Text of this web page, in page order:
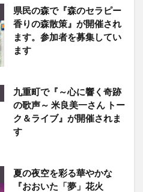
県民の森で『森のセラピー
香りの森散策』が開催され
ます。参加者を募集してい
ます
九重町で『～心に響く奇跡
の歌声～ 米良美一さん トー
ク＆ライブ』が開催されま
す
夏の夜空を彩る華やかな
『おおいた「夢」花火